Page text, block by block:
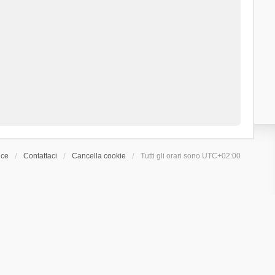
Contattaci Cancella cookie Tutti gli orari sono UTC+02:00